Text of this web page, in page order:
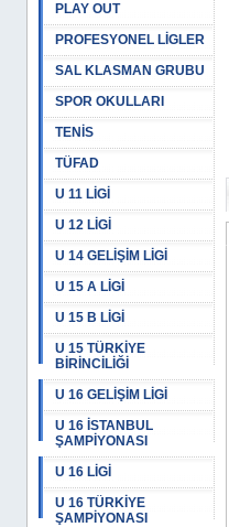
PLAY OUT
PROFESYONEL LİGLER
SAL KLASMAN GRUBU
SPOR OKULLARI
TENİS
TÜFAD
U 11 LİGİ
U 12 LİGİ
U 14 GELİŞİM LİGİ
U 15 A LİGİ
U 15 B LİGİ
U 15 TÜRKİYE
BİRİNCİLİĞİ
U 16 GELİŞİM LİGİ
U 16 İSTANBUL
ŞAMPİYONASI
U 16 LİGİ
U 16 TÜRKİYE
ŞAMPİYONASI